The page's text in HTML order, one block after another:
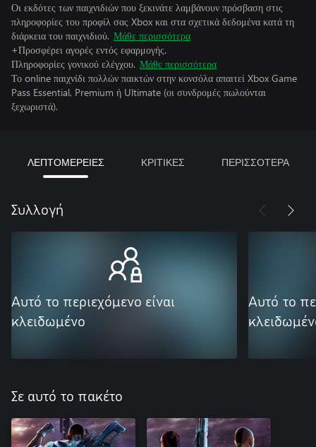
Οι εκδότες των παιχνιδιών που ξεκινάτε λαμβάνουν πρόσβαση στις
πληροφορίες του προφίλ σας Xbox και στα σχετικά δεδομένα κατά τη
διάρκεια του παιχνιδιού. Μάθε περισσότερα
+Προσφέρει αγορές εντός εφαρμογής.
Πληροφορίες γονικού ελέγχου. Μάθε περισσότερα
Το online παιχνίδι πολλών παικτών στην κονσόλα απαιτεί Xbox Game
Pass Essential, Premium ή Ultimate (οι συνδρομές πωλούνται
ξεχωριστά).
ΛΕΠΤΟΜΕΡΕΙΕΣ ΚΡΙΤΙΚΕΣ ΠΕΡΙΣΣΟΤΕΡΑ
Συλλογή
Αυτό το περιεχόμενο είναι
κλειδωμένο
Αυτό το
Σε αυτό το πακέτο